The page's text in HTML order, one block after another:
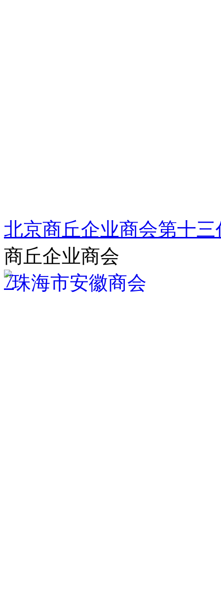
北京商丘企业商会第十
商丘企业商会
7